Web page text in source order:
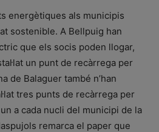
energètiques als municipis
sostenible. A Bellpuig han
que els socis poden llogar,
un punt de recàrrega per
de Balaguer també n’han
tres punts de recàrrega per
a cada nucli del municipi de la
remarca el paper que